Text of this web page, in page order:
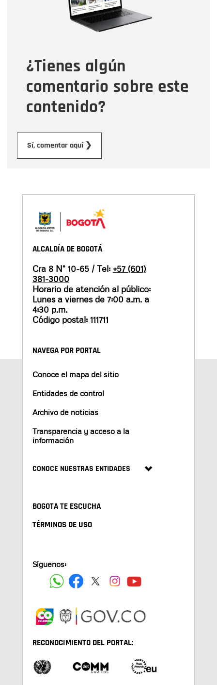
¿Tienes algún
comentario sobre este
contenido?
Sí, comentar aquí ❯
Tipo de comentario
Mensaje
ALCALDÍA DE BOGOTÁ
Cra 8 N° 10-65 / Tel: +57 (601)
381-3000
Horario de atención al público:
Lunes a viernes de 7:00 a.m. a
4:30 p.m.
Código postal: 111711
NAVEGA POR PORTAL
Conoce el mapa del sitio
Entidades de control
Archivo de noticias
Transparencia y acceso a la
información
CONOCE NUESTRAS ENTIDADES
BOGOTA TE ESCUCHA
TÉRMINOS DE USO
Síguenos:
RECONOCIMIENTO DEL PORTAL: